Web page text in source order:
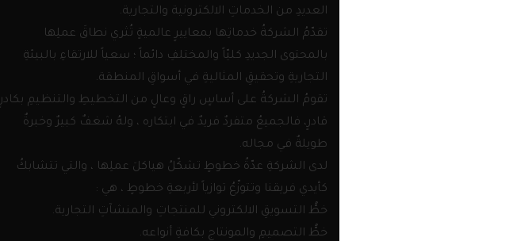
العديدِ من الخدماتِ الالكترونية والتجارية.
تقدّمُ الشركةُ خدماتِها بمعاييرٍ عالميةٍ تُثري نطاقَ عملِها
بالمحتوى الجديدِ كليّاً والمختلفِ دائماً ؛ سعياً للارتقاءِ بالبيئةِ
التجاريةِ وتحقيقِ المثاليةِ في أسواقِ المنطقة.
تقومُ الشركةُ على أساسٍ راقٍ وعالٍ من التخطيطِ والتنظيمِ بكادرٍ
قادرٍ، فالجميعُ متفردٌ فريدٌ في ابتكاره ، ولهُ شغفٌ كبيرٌ وخبرةٌ
طويلةٌ في مجاله.
لدى الشركةِ عدّةُ خطوطٍ تشكّلُ هياكلَ عملِها ، والتي تتشابكُ
كأيدي فريقنا وتتوزّعُ توازياً لأربعةِ خطوطٍ ، هي :
خطُّ التسويقِ الالكتروني للمنتجاتِ والمنشآتِ التجارية.
خطُّ التصميمِ والمونتاجِ بكافةِ أنواعه.